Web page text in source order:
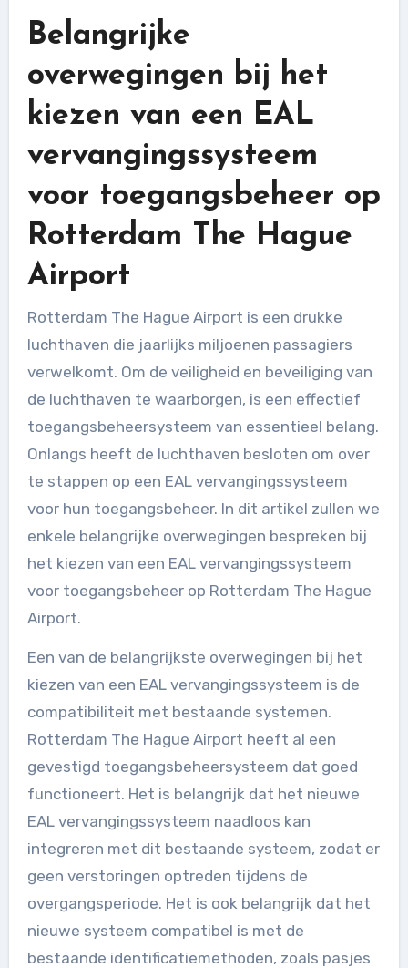
Belangrijke
overwegingen bij het
kiezen van een EAL
vervangingssysteem
voor toegangsbeheer op
Rotterdam The Hague
Airport
Rotterdam The Hague Airport is een drukke
luchthaven die jaarlijks miljoenen passagiers
verwelkomt. Om de veiligheid en beveiliging van
de luchthaven te waarborgen, is een effectief
toegangsbeheersysteem van essentieel belang.
Onlangs heeft de luchthaven besloten om over
te stappen op een EAL vervangingssysteem
voor hun toegangsbeheer. In dit artikel zullen we
enkele belangrijke overwegingen bespreken bij
het kiezen van een EAL vervangingssysteem
voor toegangsbeheer op Rotterdam The Hague
Airport.
Een van de belangrijkste overwegingen bij het
kiezen van een EAL vervangingssysteem is de
compatibiliteit met bestaande systemen.
Rotterdam The Hague Airport heeft al een
gevestigd toegangsbeheersysteem dat goed
functioneert. Het is belangrijk dat het nieuwe
EAL vervangingssysteem naadloos kan
integreren met dit bestaande systeem, zodat er
geen verstoringen optreden tijdens de
overgangsperiode. Het is ook belangrijk dat het
nieuwe systeem compatibel is met de
bestaande identificatiemethoden, zoals pasjes